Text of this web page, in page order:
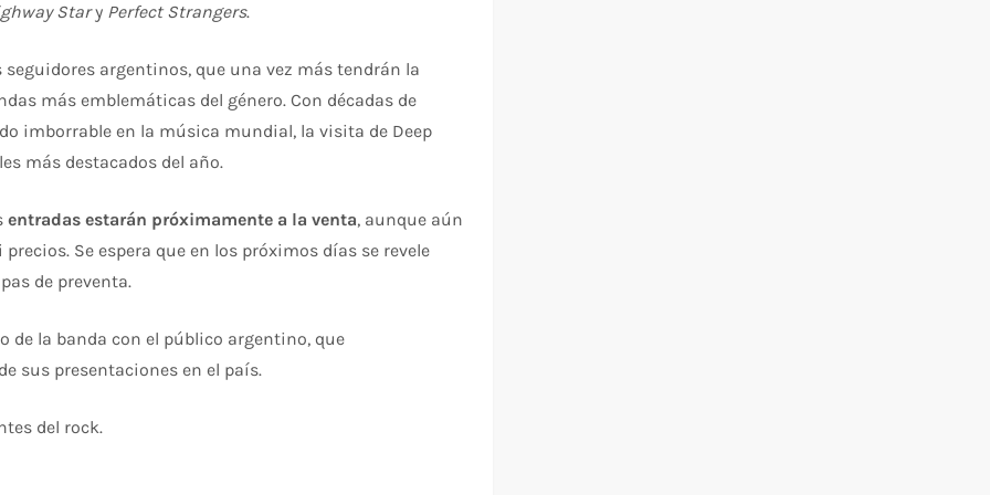
Stary Perfect Strangers.
argentinos, que una vez más tendrán la
más emblemáticas del género. Con décadas de
imborrable en la música mundial, la visita de Deep
más destacados del año.
entradas estarán próximamente a la venta, aunque aún
Se espera que en los próximos días se revele
de preventa.
de la banda con el público argentino, que
sus presentaciones en el país.
del rock.